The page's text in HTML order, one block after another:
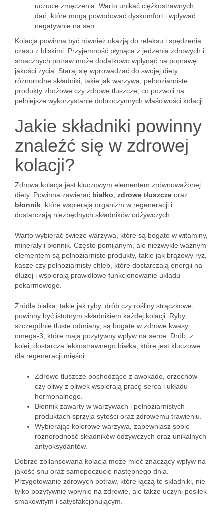
uczucie zmęczenia. Warto unikać ciężkostrawnych
dań, które mogą powodować dyskomfort i wpływać
negatywnie na sen.
Kolacja powinna być również okazją do relaksu i spędzenia
czasu z bliskimi. Przyjemność płynąca z jedzenia zdrowych i
smacznych potraw może dodatkowo wpłynąć na poprawę
jakości życia. Staraj się wprowadzać do swojej diety
różnorodne składniki, takie jak warzywa, pełnoziarniste
produkty zbożowe czy zdrowe tłuszcze, co pozwoli na
pełniejsze wykorzystanie dobroczynnych właściwości kolacji.
Jakie składniki powinny
znaleźć się w zdrowej
kolacji?
Zdrowa kolacja jest kluczowym elementem zrównoważonej
diety. Powinna zawierać białko zdrowe tłuszcze oraz
błonnik , które wspierają organizm w regeneracji i
dostarczają niezbędnych składników odżywczych.
Warto wybierać świeże warzywa, które są bogate w witaminy,
minerały i błonnik. Często pomijanym, ale niezwykle ważnym
elementem są pełnoziarniste produkty, takie jak brązowy ryż,
kasze czy pełnoziarnisty chleb, które dostarczają energii na
dłużej i wspierają prawidłowe funkcjonowanie układu
pokarmowego.
Źródła białka, takie jak ryby, drób czy rośliny strączkowe,
powinny być istotnym składnikiem każdej kolacji. Ryby,
szczególnie tłuste odmiany, są bogate w zdrowe kwasy
omega-3, które mają pozytywny wpływ na serce. Drób, z
kolei, dostarcza lekkostrawnego białka, które jest kluczowe
dla regeneracji mięśni.
Zdrowe tłuszcze pochodzące z awokado, orzechów
czy oliwy z oliwek wspierają pracę serca i układu
hormonalnego.
Błonnik zawarty w warzywach i pełnoziarnistych
produktach sprzyja sytości oraz zdrowemu trawieniu.
Wybierając kolorowe warzywa, zapewniasz sobie
różnorodność składników odżywczych oraz unikalnych
antyoksydantów.
Dobrze zbilansowana kolacja może mieć znaczący wpływ na
jakość snu oraz samopoczucie następnego dnia.
Przygotowanie zdrowych potraw, które łączą te składniki, nie
tylko pozytywnie wpłynie na zdrowie, ale także uczyni posiłek
smakowitym i satysfakcjonującym.